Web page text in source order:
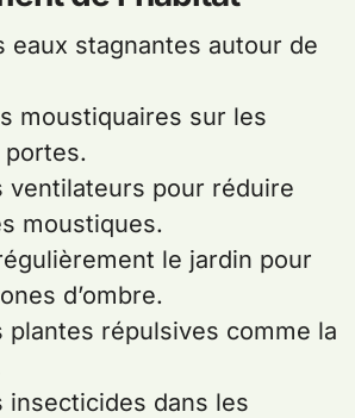
eaux stagnantes autour de
moustiquaires sur les
ventilateurs pour réduire
moustiques.
le jardin pour
d’ombre.
plantes répulsives comme la
insecticides dans les